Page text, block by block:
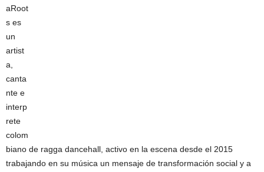
aRoot
s es
un
artist
a,
canta
nte e
interp
rete
colom
biano de ragga dancehall, activo en la escena desde el 2015
trabajando en su música un mensaje de transformación social y a